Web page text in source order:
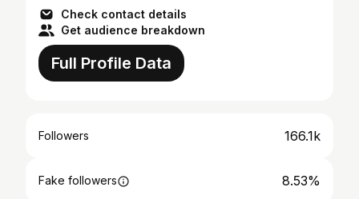
Check contact details
Get audience breakdown
Full Profile Data
Followers 166.1k
Fake followers 8.53%